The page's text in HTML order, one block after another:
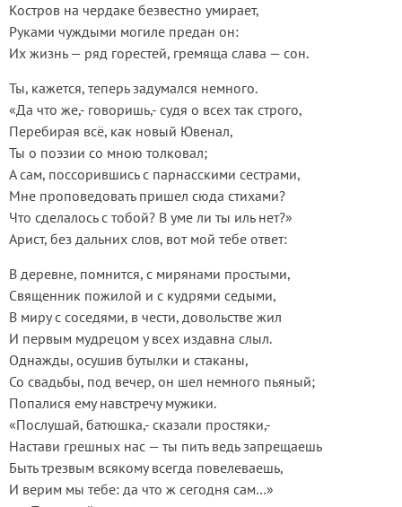
Костров на чердаке безвестно умирает,
Руками чуждыми могиле предан он:
Их жизнь — ряд горестей, гремяща слава — сон.
Ты, кажется, теперь задумался немного.
«Да что же,- говоришь,- судя о всех так строго,
Перебирая всё, как новый Ювенал,
Ты о поэзии со мною толковал;
А сам, поссорившись с парнасскими сестрами,
Мне проповедовать пришел сюда стихами?
Что сделалось с тобой? В уме ли ты иль нет?»
Арист, без дальних слов, вот мой тебе ответ:
В деревне, помнится, с мирянами простыми,
Священник пожилой и с кудрями седыми,
В миру с соседями, в чести, довольстве жил
И первым мудрецом у всех издавна слыл.
Однажды, осушив бутылки и стаканы,
Со свадьбы, под вечер, он шел немного пьяный;
Попалися ему навстречу мужики.
«Послушай, батюшка,- сказали простяки,-
Настави грешных нас — ты пить ведь запрещаешь
Быть трезвым всякому всегда повелеваешь,
И верим мы тебе: да что ж сегодня сам…»